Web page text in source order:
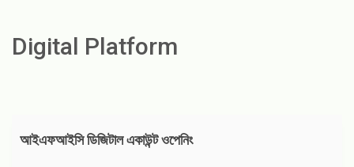
Digital Platform
আইএফআইসি ডিজিটাল একাউন্ট ওপেনিং